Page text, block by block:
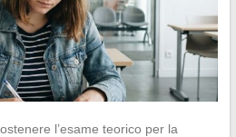
l’esame teorico per la